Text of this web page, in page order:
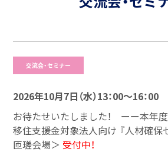
交流会・セミナー
2026年10月7日（水）13：00～16：00
お待たせいたしました！ ーー本年
移住支援金対象法人向け 『人材確保
匝瑳会場＞ 受付中！